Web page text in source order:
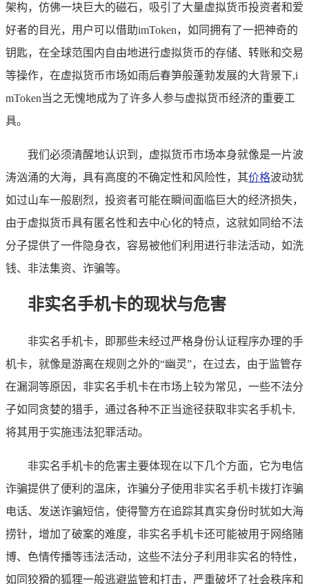
架构，仿佛一块巨大的磁石，吸引了大量虚拟货币投资者和爱
好者的目光，用户可以借助imToken，如同拥有了一把神奇的
钥匙，在全球范围内自由地进行虚拟货币的存储、转账和交易
等操作，在虚拟货币市场如雨后春笋般蓬勃发展的大背景下,i
mToken当之无愧地成为了许多人参与虚拟货币经济的重要工
具。
我们必须清醒地认识到，虚拟货币市场本身就像是一片波
涛汹涌的大海，具有高度的不确定性和风险性，其价格波动犹
如过山车一般剧烈，投资者可能在瞬间面临巨大的经济损失，
由于虚拟货币具有匿名性和去中心化的特点，这就如同给不法
分子提供了一件隐身衣，容易被他们利用进行非法活动，如洗
钱、非法集资、诈骗等。
非实名手机卡的现状与危害
非实名手机卡，即那些未经过严格身份认证程序办理的手
机卡，就像是游离在规则之外的“幽灵”，在过去，由于监管存
在漏洞等原因，非实名手机卡在市场上较为常见，一些不法分
子如同贪婪的猎手，通过各种不正当途径获取非实名手机卡,
将其用于实施违法犯罪活动。
非实名手机卡的危害主要体现在以下几个方面，它为电信
诈骗提供了便利的温床，诈骗分子使用非实名手机卡拨打诈骗
电话、发送诈骗短信，使得警方在追踪其真实身份时犹如大海
捞针，增加了破案的难度，非实名手机卡还可能被用于网络赌
博、色情传播等违法活动，这些不法分子利用非实名的特性，
如同狡猾的狐狸一般逃避监管和打击，严重破坏了社会秩序和